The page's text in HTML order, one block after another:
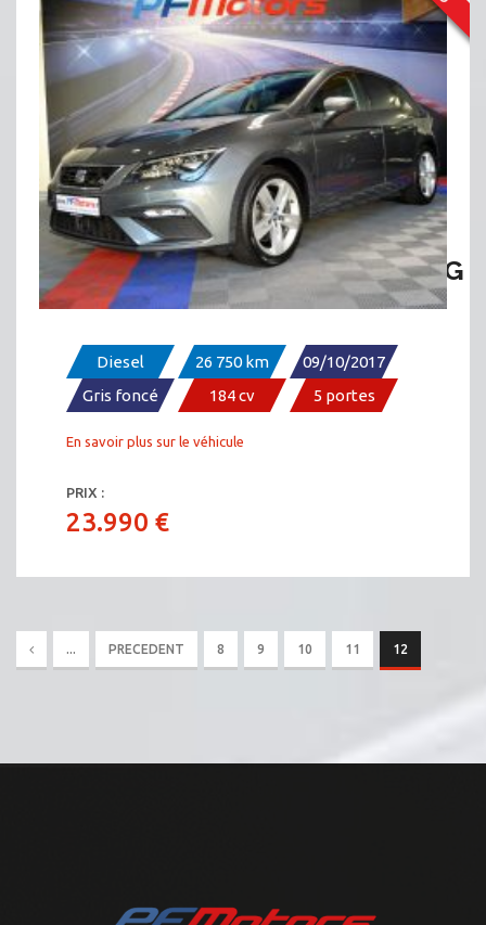
SEAT LÉON FR 2.0 TDI 184 DSG
Diesel 26 750 km
09/10/2017
Gris foncé
184 cv 5 portes
En savoir plus sur le véhicule
PRIX :
23.990 €
... PRECEDENT 8 9 10 11 12